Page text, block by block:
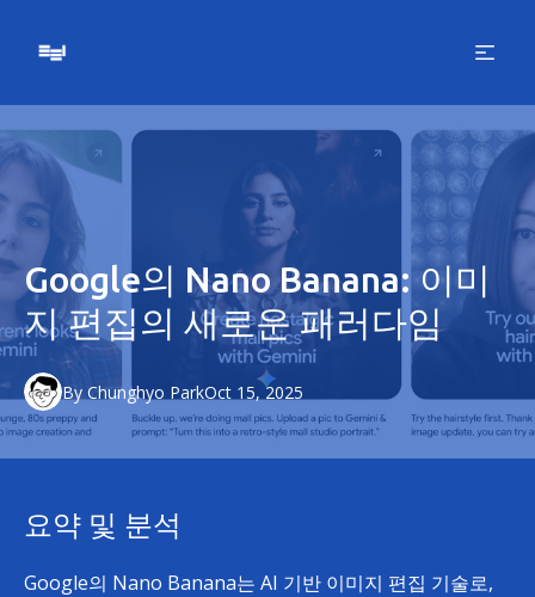
Google의 Nano Banana: 이미
지 편집의 새로운 패러다임
Oct 15, 2025
By Chunghyo Park
요약 및 분석
Google의 Nano Banana는 AI 기반 이미지 편집 기술로,